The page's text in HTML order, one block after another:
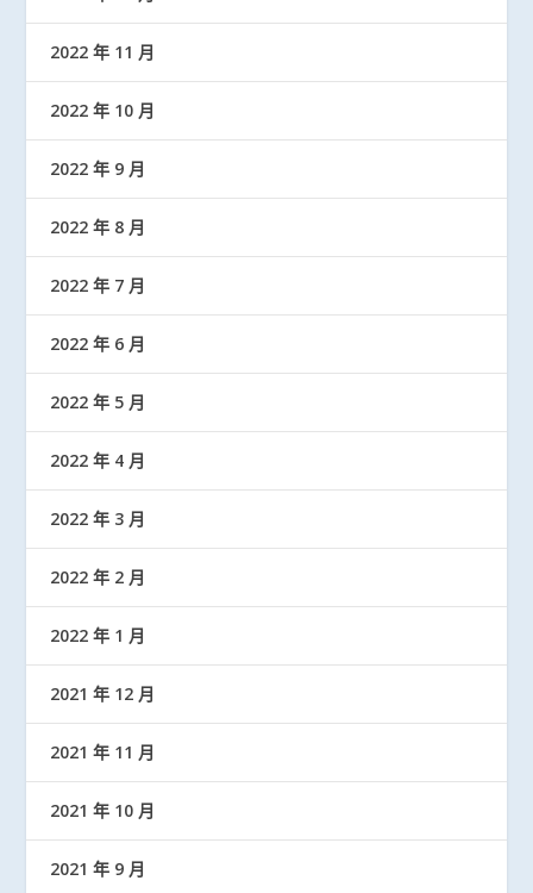
2022 年 11 月
2022 年 10 月
2022 年 9 月
2022 年 8 月
2022 年 7 月
2022 年 6 月
2022 年 5 月
2022 年 4 月
2022 年 3 月
2022 年 2 月
2022 年 1 月
2021 年 12 月
2021 年 11 月
2021 年 10 月
2021 年 9 月